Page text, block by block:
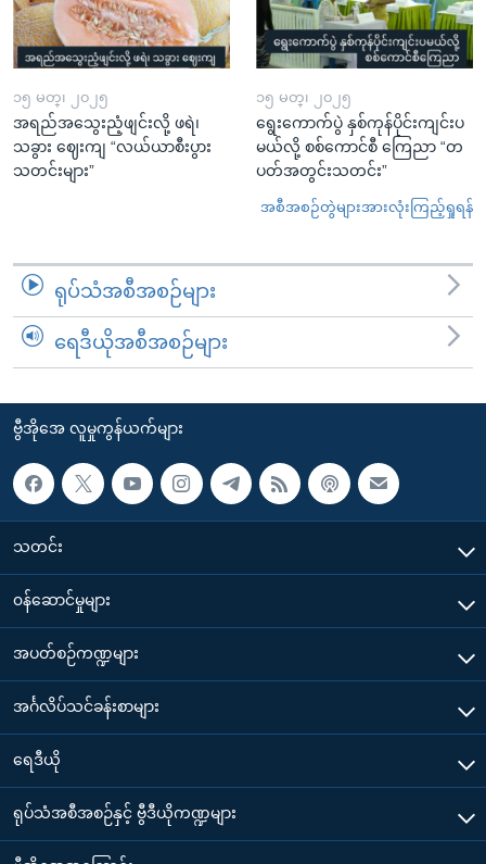
၁၅ မတ္၊ ၂၀၂၅
အရည်အသွေးညံ့ဖျင်းလို့ ဖရဲ၊
သခွား ဈေးကျ “လယ်ယာစီးပွား
သတင်းများ”
၁၅ မတ္၊ ၂၀၂၅
ရွေးကောက်ပွဲ နှစ်ကုန်ပိုင်းကျင်းပ
မယ်လို့ စစ်ကောင်စီ ကြေညာ “တ
ပတ်အတွင်းသတင်း”
အစီအစဉ်တွဲများအားလုံးကြည့်ရှုရန်
ရုပ်သံအစီအစဉ်များ
ရေဒီယိုအစီအစဉ်များ
ဗွီအိုအေ လူမှုကွန်ယက်များ
သတင်း
၀န်ဆောင်မှုများ
အပတ်စဉ်ကဏ္ဍများ
အင်္ဂလိပ်သင်ခန်းစာများ
ရေဒီယို
ရုပ်သံအစီအစဉ်နှင့် ဗွီဒီယိုကဏ္ဍများ